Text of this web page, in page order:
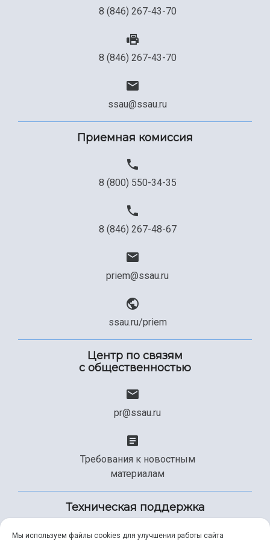
Сведения об образовательной организации
Официальные документы
8 (846) 267-43-70
8 (846) 267-43-70
ssau@ssau.ru
Приемная комиссия
8 (800) 550-34-35
8 (846) 267-48-67
priem@ssau.ru
ssau.ru/priem
Центр по связям
с общественностью
pr@ssau.ru
Требования к новостным
материалам
Техническая поддержка
Мы используем файлы cookies для улучшения работы сайта